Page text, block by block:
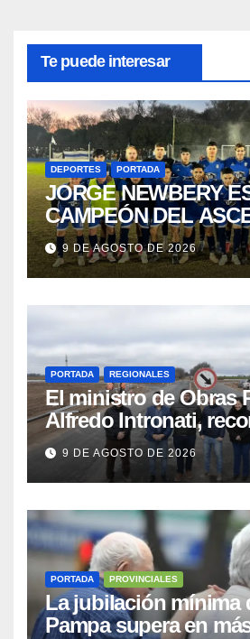
Te puede interesar
DEPORTES PORTADA
JORGE NEWBERY
CAMPEÓN DEL
LA LPF
9 DE AGOSTO DE 2026
PORTADA REGIONALES
El ministro de Obras
Alfredo Intronati,
Intendentes la obra
pavimentación de la
Provincial 9
9 DE AGOSTO DE 2026
PORTADA PROVINCIALES
La jubilación mínima
Pampa supera en